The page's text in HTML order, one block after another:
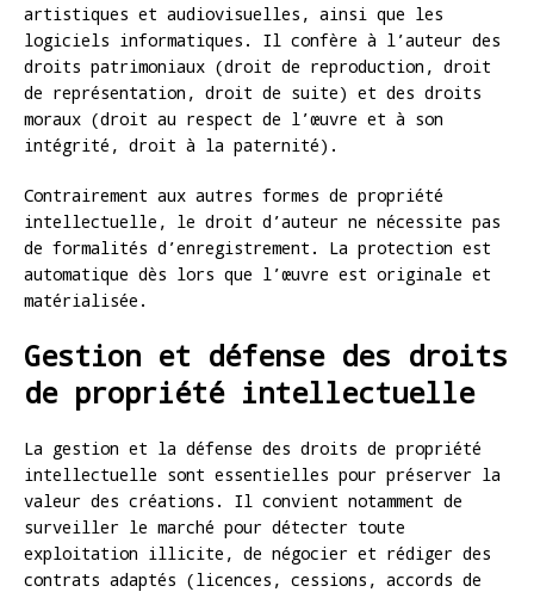
artistiques et audiovisuelles, ainsi que les
logiciels informatiques. Il confère à l’auteur des
droits patrimoniaux (droit de reproduction, droit
de représentation, droit de suite) et des droits
moraux (droit au respect de l’œuvre et à son
intégrité, droit à la paternité).
Contrairement aux autres formes de propriété
intellectuelle, le droit d’auteur ne nécessite pas
de formalités d’enregistrement. La protection est
automatique dès lors que l’œuvre est originale et
matérialisée.
Gestion et défense des droits
de propriété intellectuelle
La gestion et la défense des droits de propriété
intellectuelle sont essentielles pour préserver la
valeur des créations. Il convient notamment de
surveiller le marché pour détecter toute
exploitation illicite, de négocier et rédiger des
contrats adaptés (licences, cessions, accords de